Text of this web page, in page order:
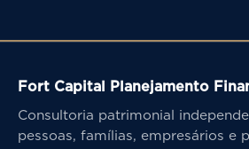
Fort Capital Planejamento
Consultoria patrimonial
pessoas, famílias, empresários e